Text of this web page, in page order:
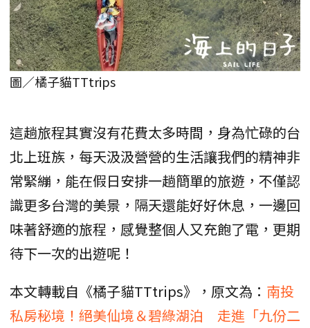
圖／橘子貓TTtrips
這趟旅程其實沒有花費太多時間，身為忙碌的台
北上班族，每天汲汲營營的生活讓我們的精神非
常緊繃，能在假日安排一趟簡單的旅遊，不僅認
識更多台灣的美景，隔天還能好好休息，一邊回
味著舒適的旅程，感覺整個人又充飽了電，更期
待下一次的出遊呢！
本文轉載自《橘子貓TTtrips》，原文為： 南投
私房秘境！絕美仙境＆碧綠湖泊 走進「九份二